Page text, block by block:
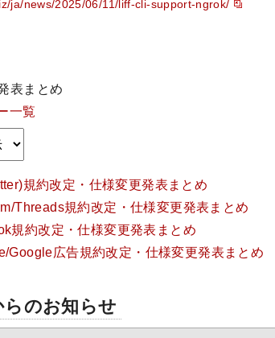
ja/news/2025/06/11/liff-cli-support-ngrok/
表まとめ
一覧
規約改定・仕様変更発表まとめ
Threads規約改定・仕様変更発表まとめ
規約改定・仕様変更発表まとめ
Google広告規約改定・仕様変更発表まとめ
のお知らせ